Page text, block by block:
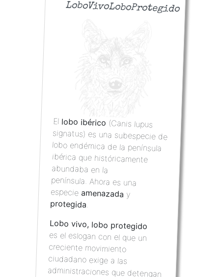
LoboVivoLoboProtegido
El lobo ibérico (Canis lupus
signatus) es una subespecie de
lobo endémica de la península
ibérica que históricamente
abundaba en la
península. Ahora es una
especie amenazada y
protegida.
Lobo vivo, lobo protegido
es el eslogan con el que un
creciente movimiento
ciudadano exige a las
administraciones que detengan